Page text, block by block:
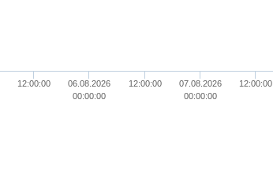
12:00:00
06.08.2026
00:00:00
12:00:00
07.08.2026
00:00:00
12:00:00